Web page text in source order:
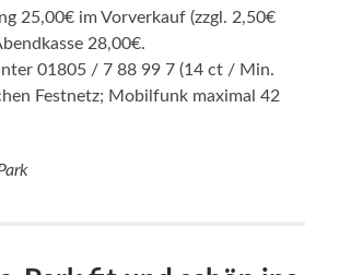
Park fit und schön ins
starten: Detox- und
mit Monica